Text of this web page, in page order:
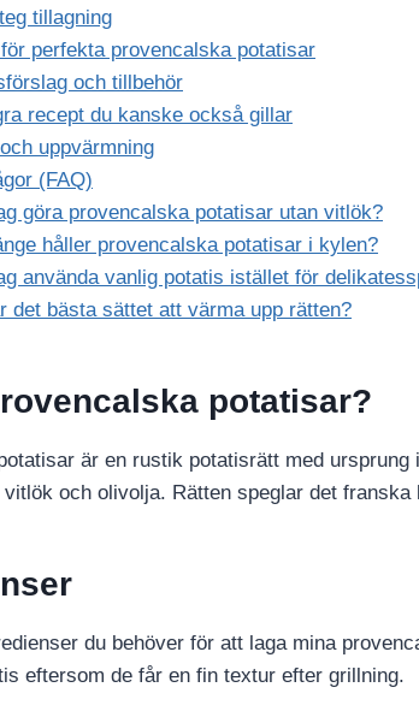
tillagning
perfekta provencalska potatisar
och tillbehör
recept du kanske också gillar
uppvärmning
(FAQ)
göra provencalska potatisar utan vitlök?
håller provencalska potatisar i kylen?
använda vanlig potatis istället för
det bästa sättet att värma upp rätten?
potatisar?
är en rustik potatisrätt med
och olivolja. Rätten speglar det
du behöver för att laga mina
eftersom de får en fin textur efter grillning.